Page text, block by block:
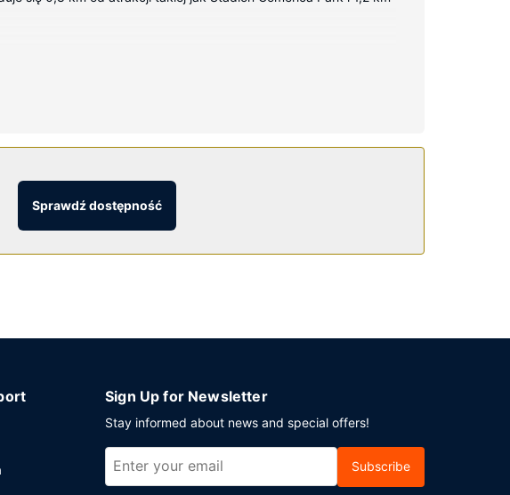
Bezpłatny bezprzewodowy dostęp do internetu zapewni
Ten hotel oferuje również takie udogodnienia jak sala balowa i
też zostać w pokoju i skorzystać z obsługi pokojowej w
z lokali: 5 bary/salony klubowe.
Sprawdź dostępność
Sign Up for Newsletter
Stay informed about news and special offers!
Subscribe